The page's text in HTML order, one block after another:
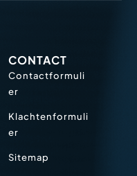
CONTACT
Contactformuli
er
Klachtenformuli
er
Sitemap